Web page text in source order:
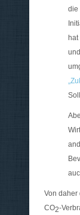
die
Von daher
CO2-